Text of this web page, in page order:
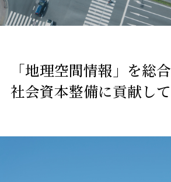
「地理空間情報」を総
社会資本整備に貢献して